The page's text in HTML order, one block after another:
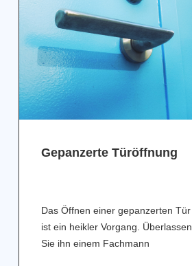
Gepanzerte Türöffnung
Das Öffnen einer gepanzerten Tür
ist ein heikler Vorgang. Überlassen
Sie ihn einem Fachmann